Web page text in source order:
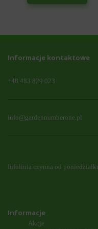
Informacje kontaktowe
+48 483 829 023
info@gardennumberone.pl
Infolinia czynna od
Informacje
Akcje